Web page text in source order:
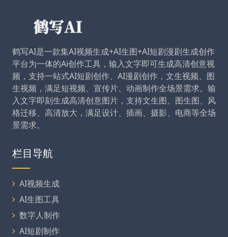
鹤写AI是一款集AI视频生成+AI生图+AI短剧漫剧生成创作
平台为一体的Ai创作工具，输入文字即可生成高清创意视
频，支持一站式AI短剧创作、AI漫剧创作，文生视频、图
生视频，满足短视频、宣传片、动画制作全场景需求。输
入文字即刻生成高清创意图片，支持文生图、图生图、风
格迁移、高清放大，满足设计、插画、摄影、电商等全场
景需求。
栏目导航
AI视频生成
AI生图工具
数字人制作
AI短剧制作